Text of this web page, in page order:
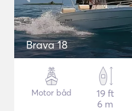
Brava 18
Motor båd
19 ft
6 m